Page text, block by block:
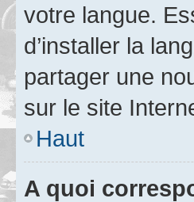
votre langue.
d’installer la
partager une
sur le site
Haut
A quoi